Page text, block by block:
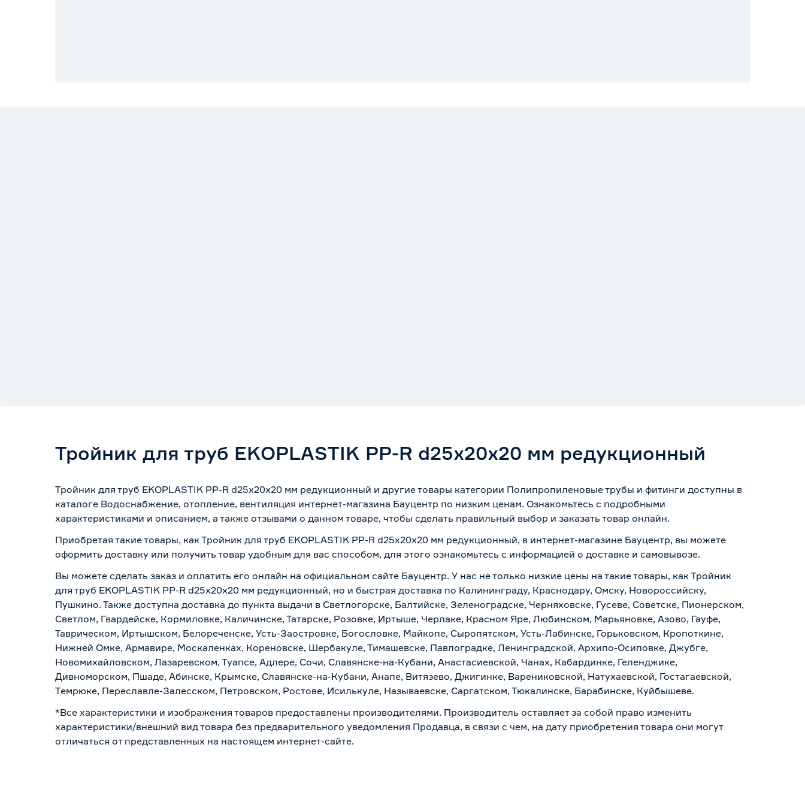
Тройник для труб EKOPLASTIK PP-R d25х20х20 мм редукционный
Тройник для труб EKOPLASTIK PP-R d25х20х20 мм редукционный и другие товары категории Полипропиленовые трубы и фитинги доступны в
каталоге Водоснабжение, отопление, вентиляция интернет-магазина Бауцентр по низким ценам. Ознакомьтесь с подробными
характеристиками и описанием, а также отзывами о данном товаре, чтобы сделать правильный выбор и заказать товар онлайн.
Приобретая такие товары, как Тройник для труб EKOPLASTIK PP-R d25х20х20 мм редукционный, в интернет-магазине Бауцентр, вы можете
оформить доставку или получить товар удобным для вас способом, для этого ознакомьтесь с информацией о доставке и самовывозе.
Вы можете сделать заказ и оплатить его онлайн на официальном сайте Бауцентр. У нас не только низкие цены на такие товары, как Тройник
для труб EKOPLASTIK PP-R d25х20х20 мм редукционный, но и быстрая доставка по Калининграду, Краснодару, Омску, Новороссийску,
Пушкино. Также доступна доставка до пункта выдачи в Светлогорске, Балтийске, Зеленоградске, Черняховске, Гусеве, Советске, Пионерском,
Светлом, Гвардейске, Кормиловке, Каличинске, Татарске, Розовке, Иртыше, Черлаке, Красном Яре, Любинском, Марьяновке, Азово, Гауфе,
Таврическом, Иртышском, Белореченске, Усть-Заостровке, Богословке, Майкопе, Сыропятском, Усть-Лабинске, Горьковском, Кропоткине,
Нижней Омке, Армавире, Москаленках, Кореновске, Шербакуле, Тимашевске, Павлоградке, Ленинградской, Архипо-Осиповке, Джубге,
Новомихайловском, Лазаревском, Туапсе, Адлере, Сочи, Славянске-на-Кубани, Анастасиевской, Чанах, Кабардинке, Геленджике,
Дивноморском, Пшаде, Абинске, Крымске, Славянске-на-Кубани, Анапе, Витязево, Джигинке, Варениковской, Натухаевской, Гостагаевской,
Темрюке, Переславле-Залесском, Петровском, Ростове, Исилькуле, Называевске, Саргатском, Тюкалинске, Барабинске, Куйбышеве.
*Все характеристики и изображения товаров предоставлены производителями. Производитель оставляет за собой право изменить
характеристики/внешний вид товара без предварительного уведомления Продавца, в связи с чем, на дату приобретения товара они могут
отличаться от представленных на настоящем интернет-сайте.